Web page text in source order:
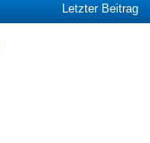
Letzter Beitrag